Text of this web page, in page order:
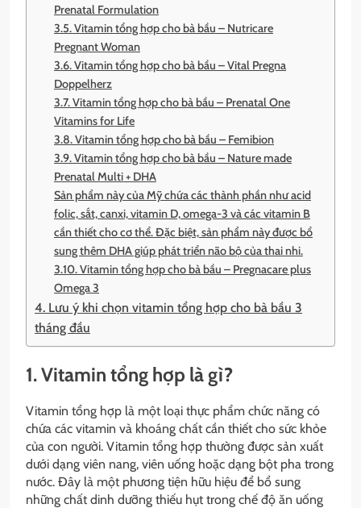
Prenatal Formulation
3.5. Vitamin tổng hợp cho bà bầu – Nutricare
Pregnant Woman
3.6. Vitamin tổng hợp cho bà bầu – Vital Pregna
Doppelherz
3.7. Vitamin tổng hợp cho bà bầu – Prenatal One
Vitamins for Life
3.8. Vitamin tổng hợp cho bà bầu – Femibion
3.9. Vitamin tổng hợp cho bà bầu – Nature made
Prenatal Multi + DHA
Sản phẩm này của Mỹ chứa các thành phần như acid
folic, sắt, canxi, vitamin D, omega-3 và các vitamin B
cần thiết cho cơ thể. Đặc biệt, sản phẩm này được bổ
sung thêm DHA giúp phát triển não bộ của thai nhi.
3.10. Vitamin tổng hợp cho bà bầu – Pregnacare plus
Omega 3
4. Lưu ý khi chọn vitamin tổng hợp cho bà bầu 3
tháng đầu
1. Vitamin tổng hợp là gì?
Vitamin tổng hợp là một loại thực phẩm chức năng có
chứa các vitamin và khoáng chất cần thiết cho sức khỏe
của con người. Vitamin tổng hợp thường được sản xuất
dưới dạng viên nang, viên uống hoặc dạng bột pha trong
nước. Đây là một phương tiện hữu hiệu để bổ sung
những chất dinh dưỡng thiếu hụt trong chế độ ăn uống